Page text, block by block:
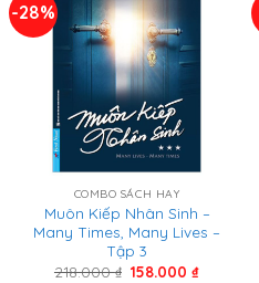
-28%
COMBO SÁCH HAY
Muôn Kiếp Nhân Sinh –
Many Times, Many Lives –
Tập 3
218.000₫ Giá
158.000₫Giá